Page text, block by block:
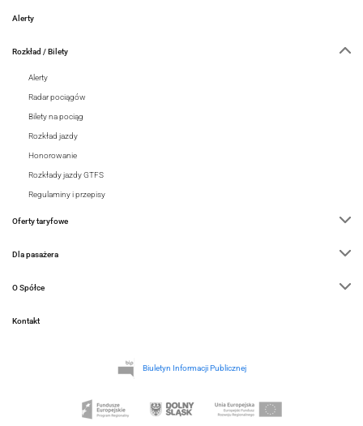
Alerty
Rozkład / Bilety
Alerty
Radar pociągów
Bilety na pociąg
Rozkład jazdy
Honorowanie
Rozkłady jazdy GTFS
Regulaminy i przepisy
Oferty taryfowe
Dla pasażera
O Spółce
Kontakt
Biuletyn Informacji Publicznej